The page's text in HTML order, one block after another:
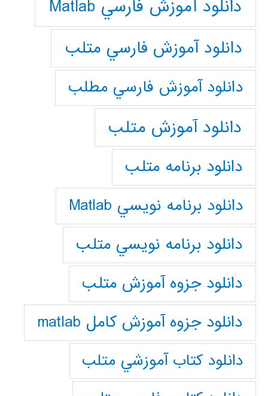
دانلود آموزش فارسي Matlab
دانلود آموزش فارسي متلب
دانلود آموزش فارسي مطلب
دانلود آموزش متلب
دانلود برنامه متلب
دانلود برنامه نويسي Matlab
دانلود برنامه نويسي متلب
دانلود جزوه آموزش متلب
دانلود جزوه آموزش کامل matlab
دانلود كتاب آموزشي متلب